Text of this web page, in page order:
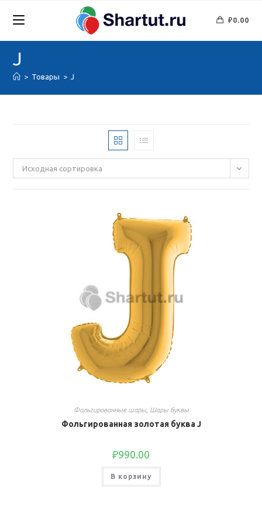
₽0.00
J
> Товары > J
Исходная сортировка
Фольгированные шары, Шары буквы
Фольгированная золотая буква J
₽990.00
В корзину